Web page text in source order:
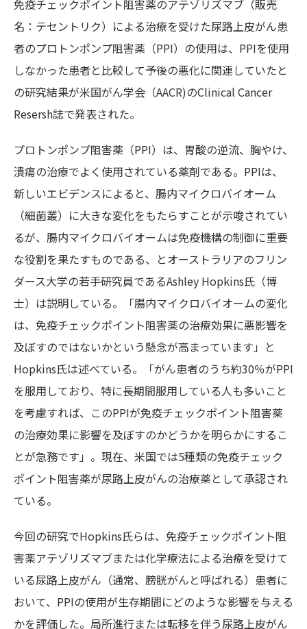
免疫チェックポイント阻害薬のアテゾリズマブ（販売
名：テセントリク）による治療を受けた尿路上皮がん患
者のプロトンポンプ阻害薬（PPI）の使用は、PPIを使用
しなかった患者と比較して予後の悪化に関連していたと
の研究結果が米国がん学会（AACR)のClinical Cancer
Resersh誌で発表された。
プロトンポンプ阻害薬（PPI）は、胃酸の逆流、胸やけ、
潰瘍の治療でよく使用されている薬剤である。PPIは、
新しいエビデンスによると、腸内マイクロバイオーム
（細菌叢）に大きな変化をもたらすことが示唆されてい
るが、腸内マイクロバイオームは免疫機構の制御に重要
な役割を果たすものである、とオーストラリアのフリン
ダース大学の若手研究員であるAshley Hopkins氏（博
士）は説明している。「腸内マイクロバイオームの変化
は、免疫チェックポイント阻害薬の治療効果に悪影響を
及ぼすのではないかという懸念が高まっています」と
Hopkins氏は述べている。「がん患者のうち約30％がPPI
を服用しており、特に長期間服用している人も多いこと
を考慮すれば、このPPIが免疫チェックポイント阻害薬
の治療効果に影響を及ぼすのかどうかを明らかにするこ
とが急務です」。現在、米国では5種類の免疫チェック
ポイント阻害薬が尿路上皮がんの治療薬として承認され
ている。
今回の研究でHopkins氏らは、免疫チェックポイント阻
害薬アテゾリズマブまたは化学療法による治療を受けて
いる尿路上皮がん（通常、膀胱がんと呼ばれる）患者に
おいて、PPIの使用が生存期間にどのような影響を与える
かを評価した。局所進行または転移を伴う尿路上皮がん